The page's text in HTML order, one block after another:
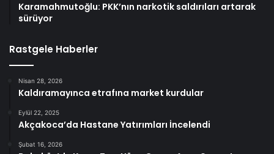
Karamahmutoğlu: PKK’nın narkotik saldırıları artarak
sürüyor
Rastgele Haberler
Nisan 28, 2026
Kaldıramayınca etrafına market kurdular
Eylül 22, 2025
Akçakoca’da Hastane Yatırımları İncelendi
Şubat 16, 2026